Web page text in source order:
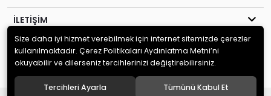
İLETİŞİM
© 2020MİLENYUM YAYINCILIK. Tüm hakları saklıdır.
Size daha iyi hizmet verebilmek için internet sitemizde çerezler
kullanılmaktadır. Çerez Politikaları Aydınlatma Metni’ni
okuyabilir ve dilerseniz tercihlerinizi değiştirebilirsiniz.
Tercihleri Ayarla Tümünü Kabul Et